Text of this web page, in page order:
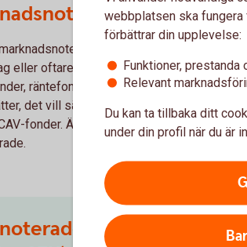
fonder?
om det sker handel eller
eller oftare. Gruppen innefattar
räntefonder som inte uteslutande
det vill säga obligationer och andra
fonder. Även hedgefonder ingår i denna
fonder (utom
webbplatsen ska
förbättrar din upplevelse:
Funktioner, prestanda
Relevant
Du kan ta tillbaka ditt
under din profil när du är